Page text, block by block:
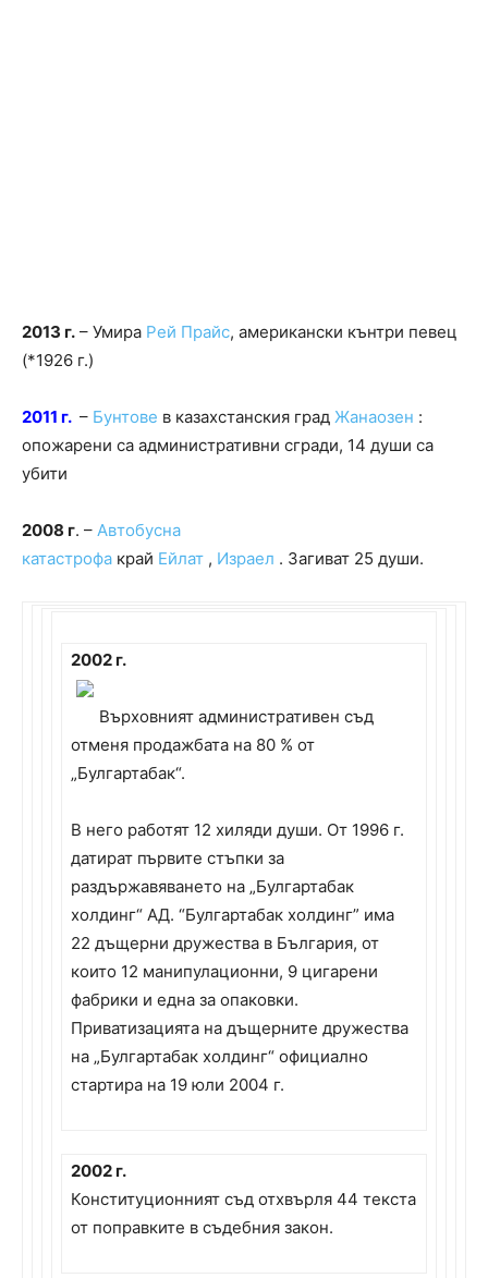
2013 г. – Умира Рей Прайс, американски кънтри певец
(*1926 г.)
2011 г. – Бунтове в казахстанския град Жанаозен :
опожарени са административни сгради, 14 души са
убити
2008 г. – Автобусна
катастрофа край Ейлат , Израел . Загиват 25 души.
2002 г.
Върховният административен съд
отменя продажбата на 80 % от
„Булгартабак“.
В него работят 12 хиляди души. От 1996 г.
датират първите стъпки за
раздържавяването на „Булгартабак
холдинг“ АД. “Булгартабак холдинг” има
22 дъщерни дружества в България, от
които 12 манипулационни, 9 цигарени
фабрики и една за опаковки.
Приватизацията на дъщерните дружества
на „Булгартабак холдинг“ официално
стартира на 19 юли 2004 г.
2002 г.
Конституционният съд отхвърля 44 текста
от поправките в съдебния закон.